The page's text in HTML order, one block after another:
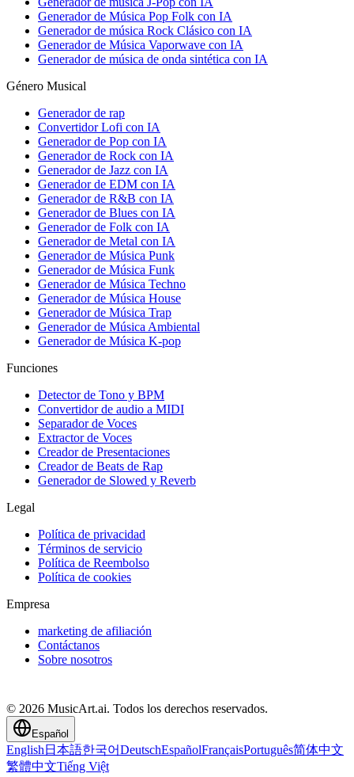
Generador de Música Pop Folk con IA
Generador de música Rock Clásico con IA
Generador de Música Vaporwave con IA
Generador de música de onda sintética con IA
Género Musical
Generador de rap
Convertidor Lofi con IA
Generador de Pop con IA
Generador de Rock con IA
Generador de Jazz con IA
Generador de EDM con IA
Generador de R&B con IA
Generador de Blues con IA
Generador de Folk con IA
Generador de Metal con IA
Generador de Música Punk
Generador de Música Funk
Generador de Música Techno
Generador de Música House
Generador de Música Trap
Generador de Música Ambiental
Generador de Música K-pop
Funciones
Detector de Tono y BPM
Convertidor de audio a MIDI
Separador de Voces
Extractor de Voces
Creador de Presentaciones
Creador de Beats de Rap
Generador de Slowed y Reverb
Legal
Política de privacidad
Términos de servicio
Política de Reembolso
Política de cookies
Empresa
marketing de afiliación
Contáctanos
Sobre nosotros
© 2026 MusicArt.ai. Todos los derechos reservados.
Español
English 日本語한국어DeutschEspañolFrançaisPortuguês简体中文
繁體中文Tiếng Việt